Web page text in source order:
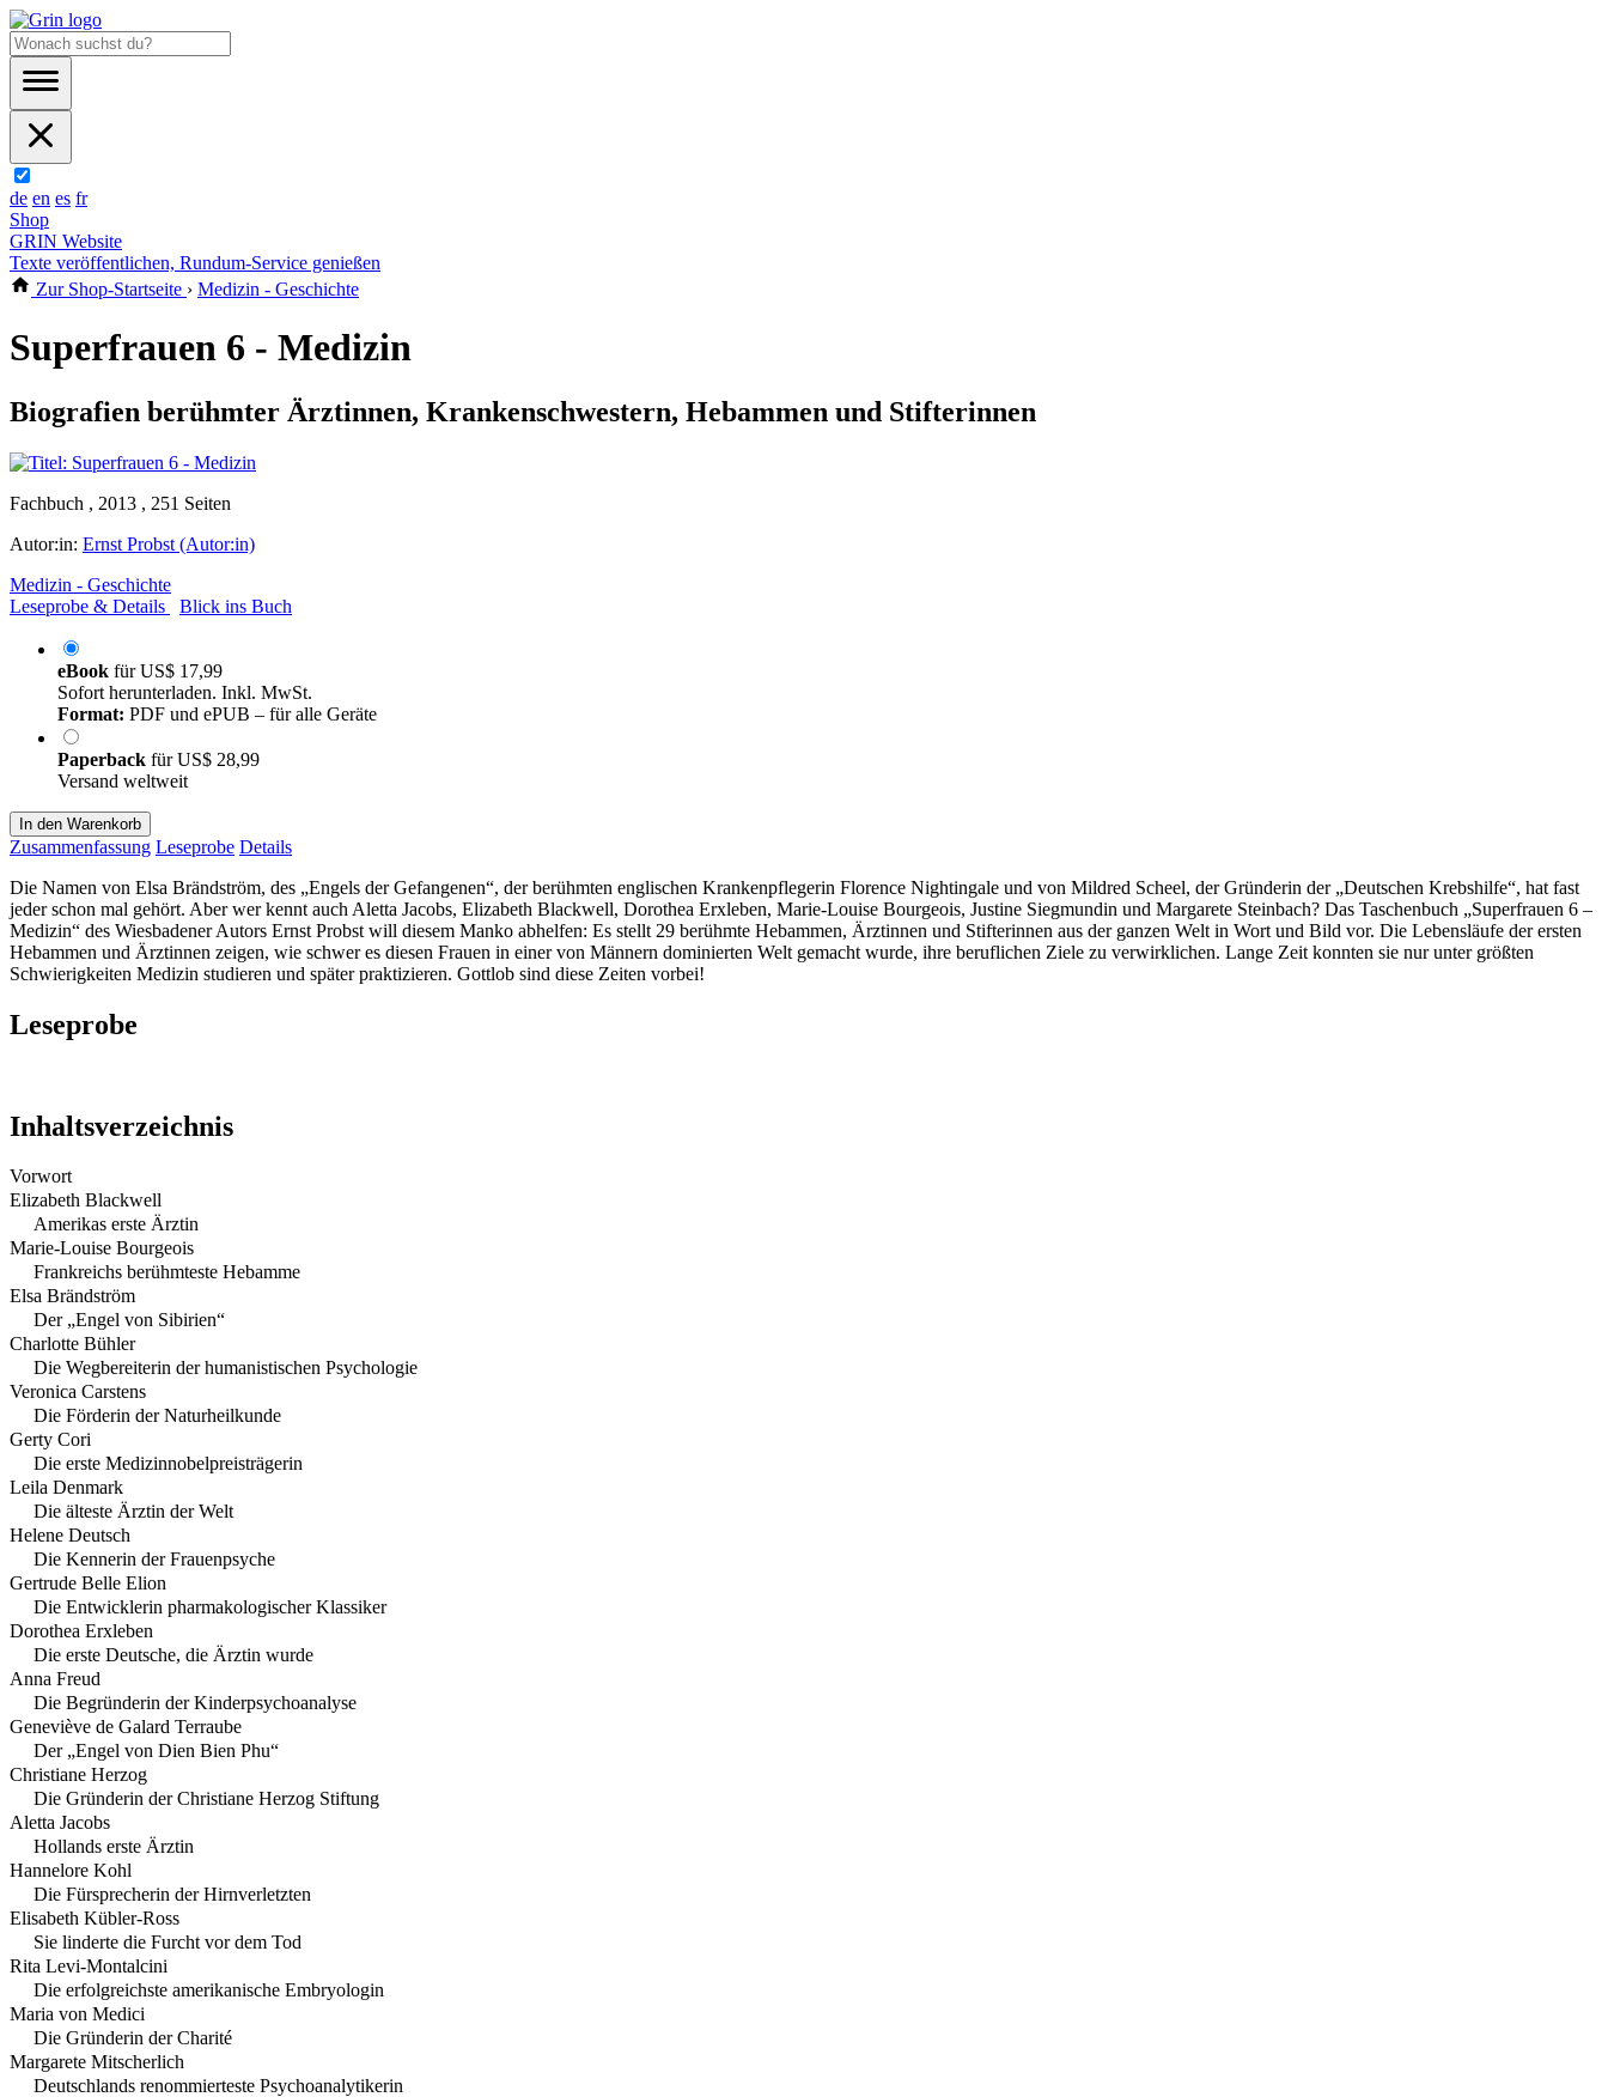
de en es fr
Shop
GRIN Website
Texte veröffentlichen, Rundum-Service genießen
Zur Shop-Startseite › Medizin - Geschichte
Superfrauen 6 - Medizin
Biografien berühmter Ärztinnen, Krankenschwestern, Hebammen und Stifterinnen
Fachbuch , 2013 , 251 Seiten
Autor:in: Ernst Probst (Autor:in)
Medizin - Geschichte
Leseprobe & Details
Blick ins Buch
eBook fürUS$ 17,99
Sofort herunterladen. Inkl. MwSt.
Format: PDF und ePUB – für alle Geräte
Paperback fürUS$ 28,99
Versand weltweit
In den Warenkorb
Zusammenfassung Leseprobe Details
Die Namen von Elsa Brändström, des „Engels der Gefangenen“, der berühmten englischen Krankenpflegerin Florence Nightingale und von Mildred Scheel, der Gründerin der „Deutschen Krebshilfe“, hat fast
jeder schon mal gehört. Aber wer kennt auch Aletta Jacobs, Elizabeth Blackwell, Dorothea Erxleben, Marie-Louise Bourgeois, Justine Siegmundin und Margarete Steinbach? Das Taschenbuch „Superfrauen 6 –
Medizin“ des Wiesbadener Autors Ernst Probst will diesem Manko abhelfen: Es stellt 29 berühmte Hebammen, Ärztinnen und Stifterinnen aus der ganzen Welt in Wort und Bild vor. Die Lebensläufe der ersten
Hebammen und Ärztinnen zeigen, wie schwer es diesen Frauen in einer von Männern dominierten Welt gemacht wurde, ihre beruflichen Ziele zu verwirklichen. Lange Zeit konnten sie nur unter größten
Schwierigkeiten Medizin studieren und später praktizieren. Gottlob sind diese Zeiten vorbei!
Leseprobe
Inhaltsverzeichnis
Vorwort
Elizabeth Blackwell
Amerikas erste Ärztin
Marie-Louise Bourgeois
Frankreichs berühmteste Hebamme
Elsa Brändström
Der „Engel von Sibirien“
Charlotte Bühler
Die Wegbereiterin der humanistischen Psychologie
Veronica Carstens
Die Förderin der Naturheilkunde
Gerty Cori
Die erste Medizinnobelpreisträgerin
Leila Denmark
Die älteste Ärztin der Welt
Helene Deutsch
Die Kennerin der Frauenpsyche
Gertrude Belle Elion
Die Entwicklerin pharmakologischer Klassiker
Dorothea Erxleben
Die erste Deutsche, die Ärztin wurde
Anna Freud
Die Begründerin der Kinderpsychoanalyse
Geneviève de Galard Terraube
Der „Engel von Dien Bien Phu“
Christiane Herzog
Die Gründerin der Christiane Herzog Stiftung
Aletta Jacobs
Hollands erste Ärztin
Hannelore Kohl
Die Fürsprecherin der Hirnverletzten
Elisabeth Kübler-Ross
Sie linderte die Furcht vor dem Tod
Rita Levi-Montalcini
Die erfolgreichste amerikanische Embryologin
Maria von Medici
Die Gründerin der Charité
Margarete Mitscherlich
Deutschlands renommierteste Psychoanalytikerin